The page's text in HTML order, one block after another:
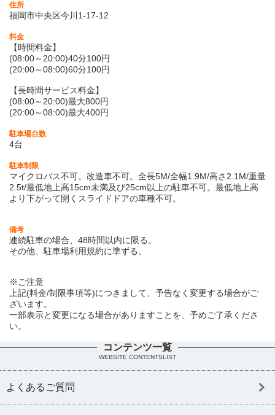
住所
福岡市中央区今川1-17-12
料金
【時間料金】
(08:00～20:00)40分100円
(20:00～08:00)60分100円
【長時間サービス料金】
(08:00～20:00)最大800円
(20:00～08:00)最大400円
駐車場台数
4台
駐車制限
マイクロバス不可。改造車不可。全長5M/全幅1.9M/高さ2.1M/重量
2.5t/最低地上高15cm未満及び25cm以上の駐車不可。最低地上高
より下がって開くスライドドアの車種不可。
備考
連続駐車の場合、48時間以内に限る。
その他、駐車場利用規約に準ずる。
※ご注意
上記(料金/制限事項等)につきまして、予告なく変更する場合がご
ざいます。
一部表示と変更になる場合がありますことを、予めご了承くださ
い。
コンテンツ一覧
WEBSITE CONTENTSLIST
よくあるご質問